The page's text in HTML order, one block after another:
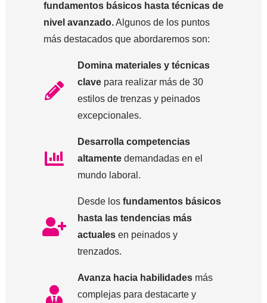
fundamentos básicos hasta técnicas de
nivel avanzado.Algunos de los puntos
más destacados que abordaremos son:
Domina materiales y técnicas
clavepara realizar más de 30
estilos de trenzas y peinados
excepcionales.
Desarrolla competencias
altamentedemandadas en el
mundo laboral.
Desde los fundamentos básicos
hasta las tendencias más
actualesen peinados y
trenzados.
Avanza hacia habilidadesmás
complejas para destacarte y